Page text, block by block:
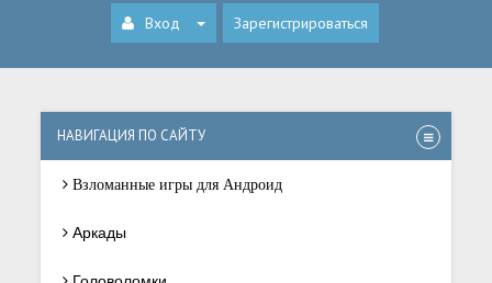
Вход Зарегистрироваться
НАВИГАЦИЯ ПО САЙТУ
Взломанные игры для Андроид
Аркады